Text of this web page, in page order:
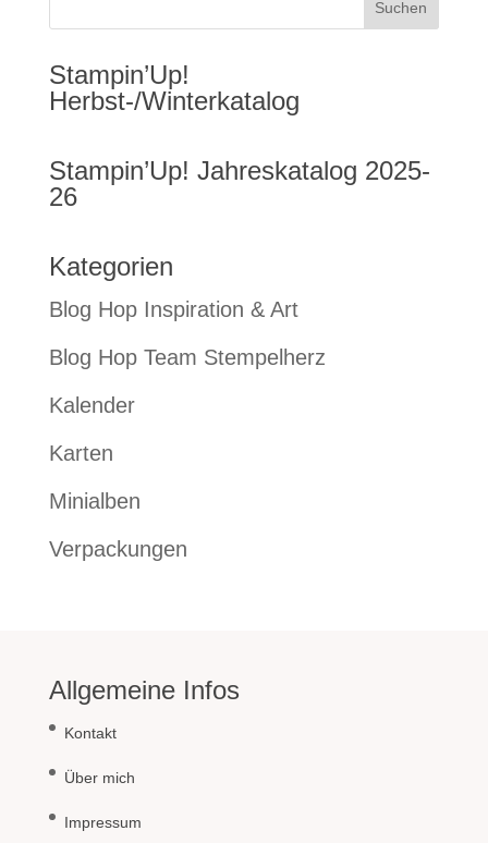
Stampin’Up!
Herbst-/Winterkatalog
Stampin’Up! Jahreskatalog 2025-
26
Kategorien
Blog Hop Inspiration & Art
Blog Hop Team Stempelherz
Kalender
Karten
Minialben
Verpackungen
Allgemeine Infos
Kontakt
Über mich
Impressum